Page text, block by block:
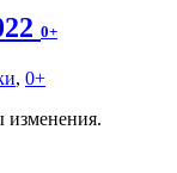
0+
, 0+